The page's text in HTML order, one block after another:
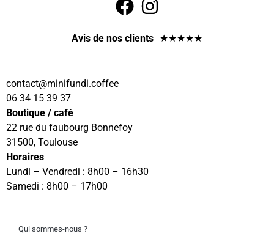
Avis de nos clients ★★★★★
contact@minifundi.coffee
06 34 15 39 37
Boutique / café
22 rue du faubourg Bonnefoy
31500, Toulouse
Horaires
Lundi – Vendredi : 8h00 – 16h30
Samedi : 8h00 – 17h00
Qui sommes-nous ?